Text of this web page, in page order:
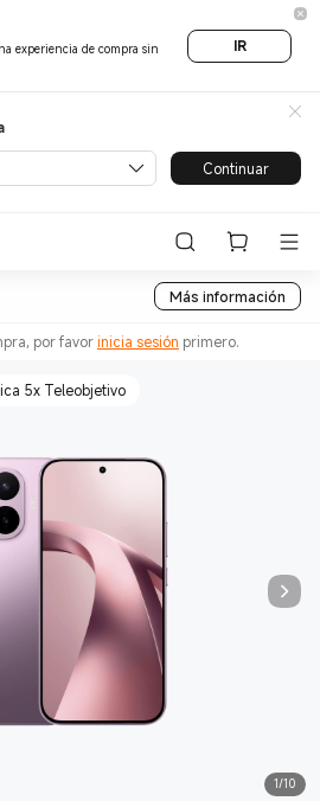
experiencia de compra sin
IR
Continuar
Más información
por favorinicia sesión primero.
1/10
5x Teleobjetivo